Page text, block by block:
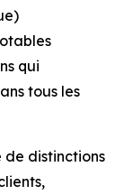
qui
tous les
de distinctions